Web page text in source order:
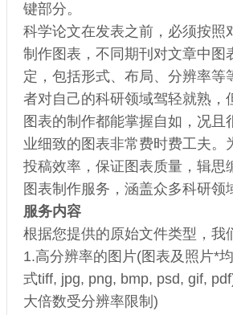
键部分。
科学论文在发表之前，必须按照
制作图表，不同期刊对文章中图
定，包括形式、布局、分辨率等
者对自己的科研领域驾轻就熟，
图表的制作都能掌握自如，况且
业细致的图表非常费时费工夫。
投稿效率，保证图表质量，辑思
图表制作服务，涵盖众多科研领
服务内容
根据您提供的原始文件类型，我
1.高分辨率的图片(图表及照片*
式tiff, jpg, png, bmp, psd, gif,
大倍数受分辨率限制)